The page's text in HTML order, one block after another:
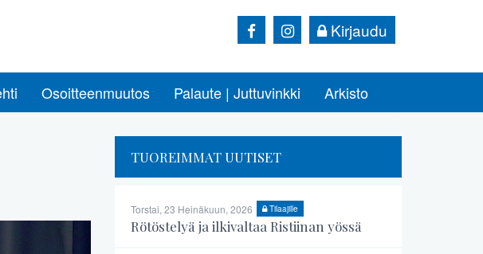
Kirjaudu
Osoitteenmuutos Palaute | Juttuvinkki Arkisto
TUOREIMMAT UUTISET
Torstai, 23 Heinäkuun, 2026 Tilaajille
Rötöstelyä ja ilkivaltaa Ristiinan yössä